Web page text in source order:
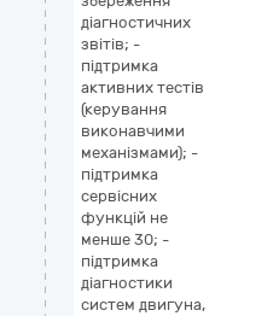
діагностичних
звітів; -
підтримка
активних тестів
(керування
виконавчими
механізмами); -
підтримка
сервісних
функцій не
менше 30; -
підтримка
діагностики
систем двигуна,